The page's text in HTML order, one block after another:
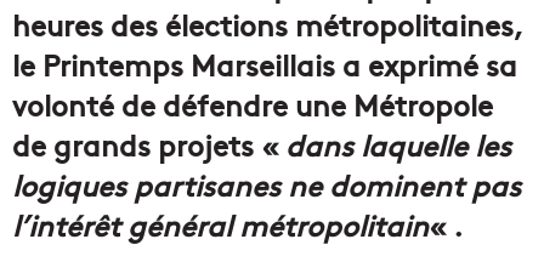
heures des élections métropolitaines,
le Printemps Marseillais a exprimé sa
volonté de défendre une Métropole
de grands projets « dans laquelle les
logiques partisanes ne dominent pas
l’intérêt général métropolitain« .